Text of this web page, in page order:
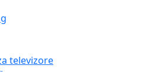
televizore